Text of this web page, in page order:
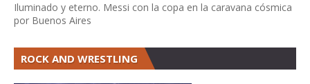
Iluminado y eterno. Messi con la copa en la caravana cósmica
por Buenos Aires
ROCK AND WRESTLING